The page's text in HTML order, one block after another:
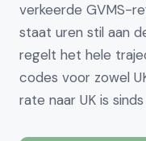
verkeerde GVMS-
staat uren stil aan
regelt het hele
codes voor zowel
rate naar UK is